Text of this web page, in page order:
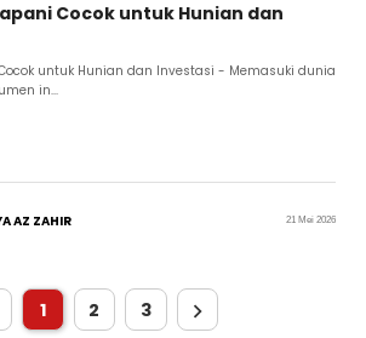
Cocok untuk Hunian dan
untuk Hunian dan Investasi - Memasuki dunia
in...
AZ ZAHIR 21 Mei 2026
1 2 3